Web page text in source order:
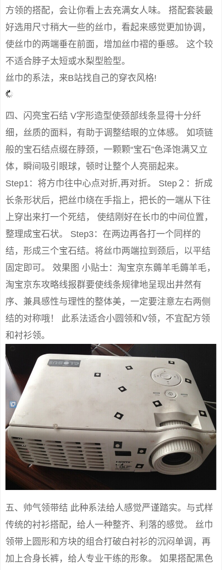
方领的搭配，会让你看上去充满女人味。 搭配套装最
好选用尺寸稍大一些的丝巾，看起来感觉更加协调，
使丝巾的两端垂在前面，增加丝巾褶的垂感。 这个较
不适合脖子太短或水梨型脸型。
丝巾的系法，来B站找自己的穿衣风格!
四、闪亮宝石结 V字形造型使颈部线条显得十分纤
细，丝质的面料，有助于调整结眼的立体感。 如项链
般的宝石结点缀在脖颈，一颗颗“宝石”色泽饱满又立
体，瞬间吸引眼球，顿时让整个人亮丽起来。
Step1：将方巾往中心点对折,再对折。 Step２：折成
长条形状后，把丝巾绕在手指上，把长的一端从下往
上穿出来打一个死结， 使结刚好在长巾的中间位置，
整理成宝石状。 Step3：在两边再各打一个同样的
结，形成三个宝石结。将丝巾两端拉到颈后，以平结
固定即可。 效果图 小贴士：淘宝京东薅羊毛薅羊毛，
淘宝京东攻略线报群要使线条规律地呈现出井然有
序、兼具感性与理性的整体美，一定要注意左右两侧
结的对称哦！ 此系法适合小圆领和V领，不宜配方领
和衬衫领。
五、帅气领带结 此种系法给人感觉严谨踏实。与式样
传统的衬衫搭配，给人一种整齐、利落的感觉。 丝巾
领带上圆形和方块的组合打破白衬衫的沉闷单调，再
加上合身长裤，给人专业干练的形象。 如果搭配黑色